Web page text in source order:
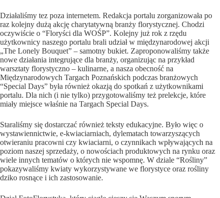
Działaliśmy tez poza internetem. Redakcja portalu zorganizowała po
raz kolejny dużą akcję charytatywną branży florystycznej. Chodzi
oczywiście o “Floryści dla WOŚP”. Kolejny już rok z rzędu
użytkownicy naszego portalu brali udział w międzynarodowej akcji
„The Lonely Bouquet” – samotny bukiet. Zaproponowaliśmy także
nowe działania integrujące dla branży, organizując na przykład
warsztaty florystyczno – kulinarne, a nasza obecność na
Międzynarodowych Targach Poznańskich podczas branżowych
“Special Days” była również okazją do spotkań z użytkownikami
portalu. Dla nich (i nie tylko) przygotowaliśmy też prelekcje, które
miały miejsce właśnie na Targach Special Days.
Staraliśmy się dostarczać również teksty edukacyjne. Było więc o
wystawiennictwie, e-kwiaciarniach, dylematach towarzyszących
otwieraniu pracowni czy kwiaciarni, o czynnikach wpływających na
poziom naszej sprzedaży, o nowościach produktowych na rynku oraz
wiele innych tematów o których nie wspomnę. W dziale “Rośliny”
pokazywaliśmy kwiaty wykorzystywane we florystyce oraz rośliny
dziko rosnące i ich zastosowanie.